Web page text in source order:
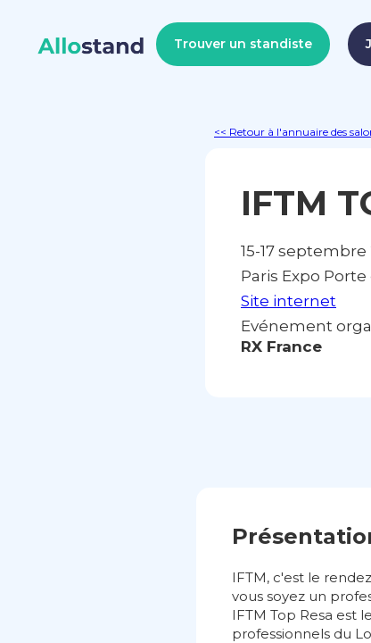
Trouver un standiste
<< Retour à l'annuaire des
IFTM
15-17 septembre
Paris Expo
Site internet
Evénement
RX France
IFTM, c'est le
vous soyez un
IFTM Top Resa est
professionnels du